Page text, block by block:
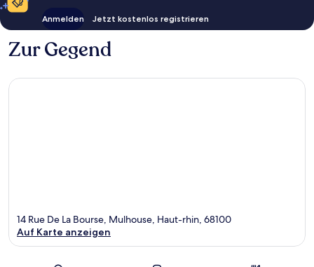
Anmelden Jetzt kostenlos registrieren
Zur Gegend
14 Rue De La Bourse, Mulhouse, Haut-rhin, 68100
Auf Karte anzeigen